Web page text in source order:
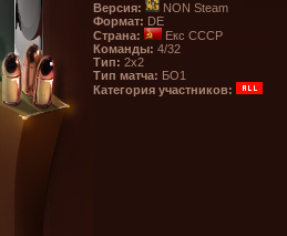
Версия:
NON Steam
Формат: DE
Страна:
Екс СССР
Команды: 4/32
Тип: 2х2
Тип матча: БО1
Категория участников: